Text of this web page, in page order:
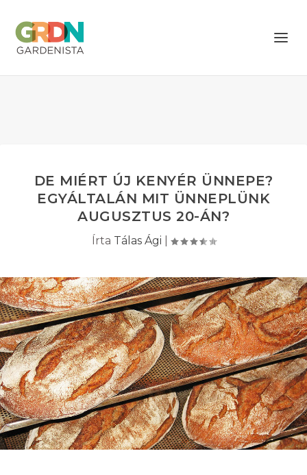
DE MIÉRT ÚJ KENYÉR ÜNNEPE?
EGYÁLTALÁN MIT ÜNNEPLÜNK
AUGUSZTUS 20-ÁN?
Írta Tálas Ági